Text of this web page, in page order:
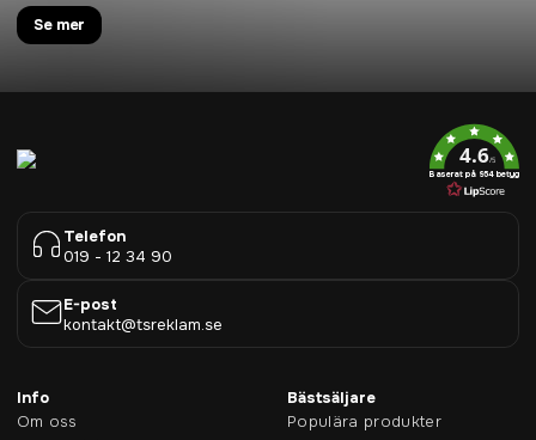
Se mer
4.6/5
Baserat på 954 betyg
Telefon
019 - 12 34 90
E-post
kontakt@tsreklam.se
Info
Om oss
Bästsäljare
Populära produkter